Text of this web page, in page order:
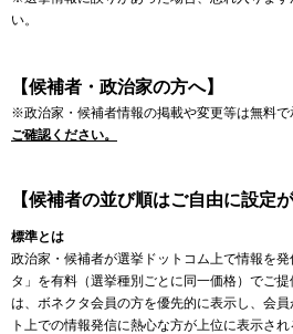
い。
【候補者・政治家の方へ】
※政治家・候補者情報の掲載や変更等は無料で
ご確認ください。
【候補者の並び順はご自由に設定
標準とは
政治家・候補者が選挙ドットコム上で情報を
タ」を有料（選挙種別ごとに同一価格）でご
は、ボネクタ会員の方を優先的に表示し、会
ト上での情報発信に熱心な方が上位に表示さ